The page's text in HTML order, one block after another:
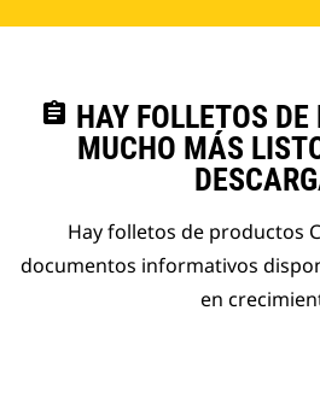
assignment HAY FOLLETOS
MUCHO MÁS
Hay folletos de productos
documentos informativos
en